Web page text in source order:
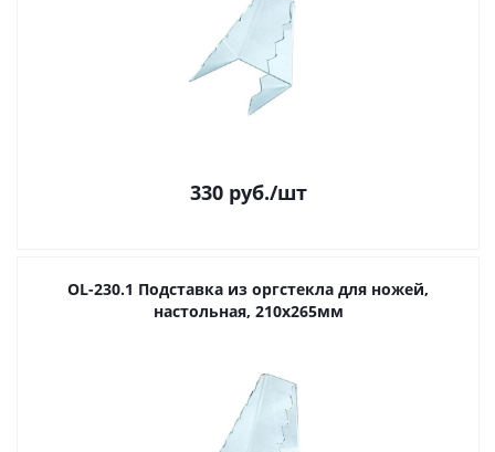
330руб./шт
OL-230.1 Подставка из оргстекла для ножей,
настольная, 210х265мм